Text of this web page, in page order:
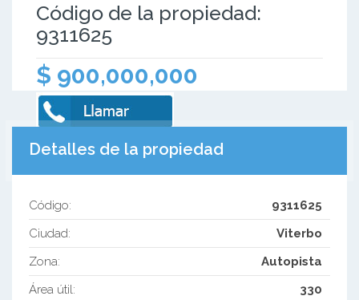
Código de la propiedad:
9311625
$ 900,000,000
Detalles de la propiedad
Código:
9311625
Ciudad:
Viterbo
Zona:
Autopista
Área útil:
330